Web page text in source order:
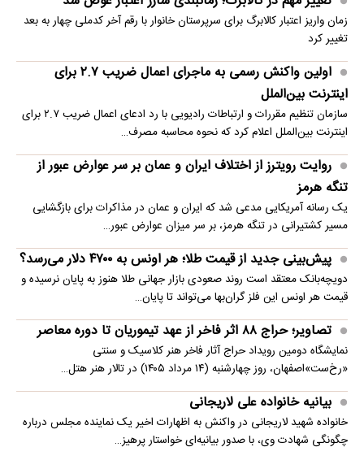
زمان واریز اعتبار کالابرگ برای سرپرستان خانوار با رقم آخر کدملی چهار به بعد
تغییر کرد
اولین واکنش رسمی به ماجرای اعمال ضریب ۲.۷ برای
اینترنت بین‌الملل
سازمان تنظیم مقررات و ارتباطات رادیویی با رد ادعای اعمال ضریب ۲.۷ برای
اینترنت بین‌الملل اعلام کرد که نحوه محاسبه مصرف…
روایت رویترز از اختلاف ایران و عمان بر سر عوارض عبور از
تنگه هرمز
یک رسانه آمریکایی مدعی شد که ایران و عمان در مذاکرات برای بازگشایی
مسیر کشتیرانی در تنگه هرمز، بر سر میزان عوارض عبور…
پیش‌بینی جدید از قیمت طلا؛ هر اونس به ۴۷۰۰ دلار می‌رسد؟
دویچه‌بانک معتقد است روند صعودی بازار جهانی طلا هنوز به پایان نرسیده و
قیمت هر اونس این فلز گران‌بها می‌تواند تا پایان…
تصاویر؛ حراج ۸۸ اثر فاخر از عهد تیموریان تا دوره معاصر
نمایشگاه دومین رویداد حراج آثار فاخر هنر کلاسیک و سنتی
«رخ‌ست»اصفهان، روز چهارشنبه (۱۴ مرداد ۱۴۰۵) در تالار هنر هتل…
بیانیه خانواده علی لاریجانی
خانواده شهید لاریجانی در واکنش به اظهارات اخیر یک نماینده مجلس درباره
چگونگی شهادت وی، با صدور بیانیه‌ای خواستار پرهیز…